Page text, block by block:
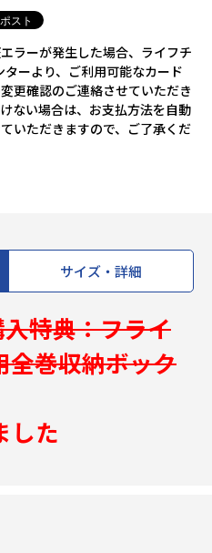
ラーが発生した場合、ライフチ
ーより、ご利用可能なカード
更確認のご連絡させていただき
ない場合は、お支払方法を自動
いただきますので、ご了承くだ
サイズ・詳細
特典：フライ
全巻収納ボック
した